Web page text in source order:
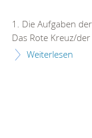
1. Die Aufgaben
Das Rote Kreuz/
Weiterlesen